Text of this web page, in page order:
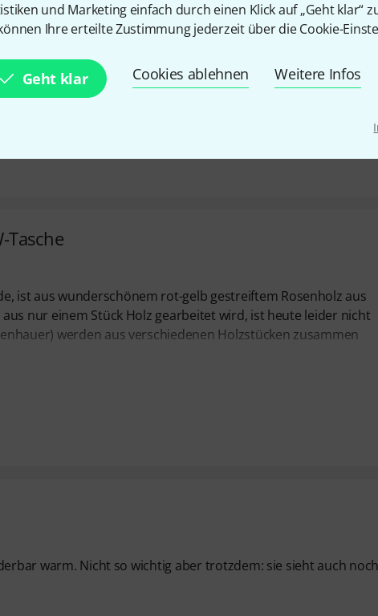
und Marketing einfach durch einen Klick auf „Geht klar“
Ihre erteilte Zustimmung jederzeit über die Cookie-
Geht klar Cookies ablehnen Weitere Infos
die hohen Töne sind sehr klar und sprachen von Anfang an
und hierfür ist die Flöte, wie ich finde, gut geeignet, da
Jahren besitze ich dieses Instrument, bin immer noch
Tasche
ist aus wunderschönem rot-gelb gestreiftem Rosenholz aus
nur einem Stück Holz gearbeitet wird, ist heute leider nicht
werden aus verschiedenen Holzstücken zusammen
warm. Nicht so wichtig aber trotzdem: sie sieht auch noch